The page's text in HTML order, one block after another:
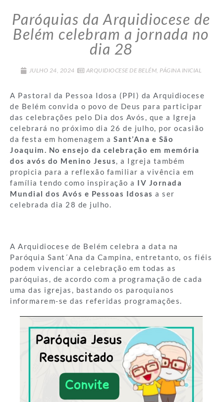
Paróquias da Arquidiocese de
Belém celebram a jornada no
dia 28
JULHO 24, 2024 ARQUIDIOCESE DE BELÉM, PÁGINA INICIAL
A Pastoral da Pessoa Idosa (PPI) da Arquidiocese
de Belém convida o povo de Deus para participar
das celebrações pelo Dia dos Avós, que a Igreja
celebrará no próximo dia 26 de julho, por ocasião
da festa em homenagem a Sant’Ana e São
Joaquim. No ensejo da celebração em memória
dos avós do Menino Jesus, a Igreja também
propicia para a reflexão familiar a vivência em
família tendo como inspiração a IV Jornada
Mundial dos Avós e Pessoas Idosas a ser
celebrada dia 28 de julho.
A Arquidiocese de Belém celebra a data na
Paróquia Sant´Ana da Campina, entretanto, os fiéis
podem vivenciar a celebração em todas as
paróquias, de acordo com a programação de cada
uma das igrejas, bastando os paroquianos
informarem-se das referidas programações.